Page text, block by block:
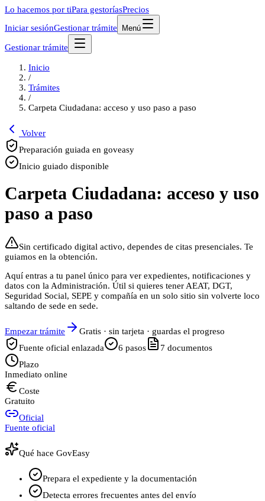
Lo hacemos por tiPara gestoríasPrecios
Iniciar sesiónGestionar trámite Menú
Gestionar trámite
Inicio
/
Trámites
/
Carpeta Ciudadana: acceso y uso paso a paso
Volver
Preparación guiada en goveasy
Inicio guiado disponible
Carpeta Ciudadana: acceso y uso
paso a paso
Sin certificado digital activo, dependes de citas presenciales. Te
guiamos en la obtención.
Aquí entras a tu panel único para ver expedientes, notificaciones y
datos con la Administración. Útil si quieres tener AEAT, DGT,
Seguridad Social, SEPE y compañía en un solo sitio sin volverte loco
saltando de sede en sede.
Empezar trámite
Gratis · sin tarjeta · guardas el progreso
Fuente oficial enlazada
6 pasos 7 documentos
Plazo
Inmediato online
Coste
Gratuito
Oficial
Fuente oficial
Qué hace GovEasy
Prepara el expediente y la documentación
Detecta errores frecuentes antes del envío